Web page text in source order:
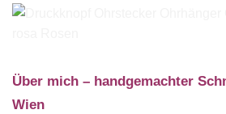
Über mich – handgemachter
Wien